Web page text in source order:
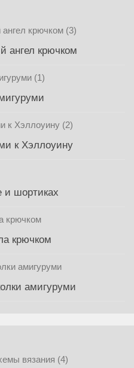
ангел крючком
к Хэллоуину
и шортиках
крючком
амигуруми